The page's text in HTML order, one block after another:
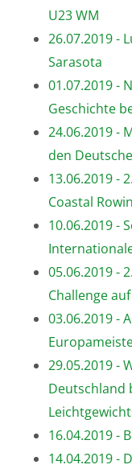
U23 WM
26.07.2019 -
Sarasota
01.07.2019 -
Geschichte
24.06.2019 -
den
13.06.2019 -
Coastal
10.06.2019 -
05.06.2019 -
Challenge
03.06.2019 -
29.05.2019 -
Deutschland
16.04.2019 -
14.04.2019 -